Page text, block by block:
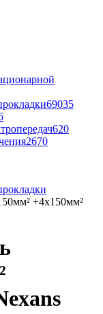
69035
620
2670
+4x150мм²